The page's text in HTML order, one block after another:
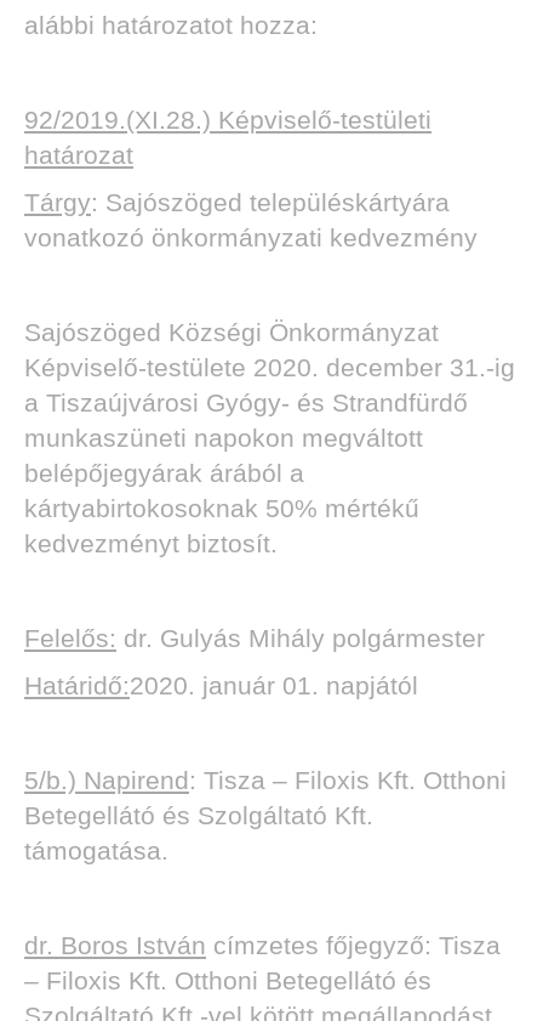
alábbi határozatot hozza:
92/2019.(XI.28.) Képviselő-testületi
határozat
Tárgy: Sajószöged településkártyára
vonatkozó önkormányzati kedvezmény
Sajószöged Községi Önkormányzat
Képviselő-testülete 2020. december 31.-ig
a Tiszaújvárosi Gyógy- és Strandfürdő
munkaszüneti napokon megváltott
belépőjegyárak árából a
kártyabirtokosoknak 50% mértékű
kedvezményt biztosít.
Felelős: dr. Gulyás Mihály polgármester
Határidő:2020. január 01. napjától
5/b.) Napirend: Tisza – Filoxis Kft. Otthoni
Betegellátó és Szolgáltató Kft.
támogatása.
dr. Boros István címzetes főjegyző: Tisza
– Filoxis Kft. Otthoni Betegellátó és